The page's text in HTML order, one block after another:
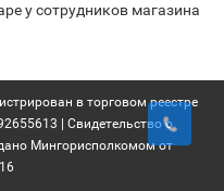
у сотрудников магазина
в торговом реестре
| Свидетельство о
Мингорисполкомом от